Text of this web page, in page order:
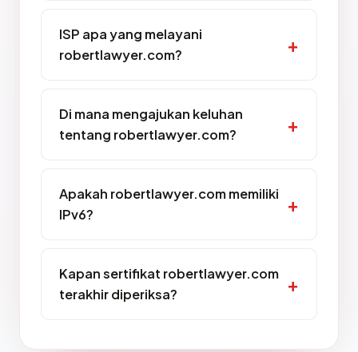
ISP apa yang melayani
robertlawyer.com?
Di mana mengajukan keluhan
tentang robertlawyer.com?
Apakah robertlawyer.com memiliki
IPv6?
Kapan sertifikat robertlawyer.com
terakhir diperiksa?